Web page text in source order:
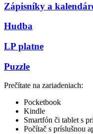
Zápisníky a
Hudba
LP platne
Puzzle
Prečítate na zariadeniach:
Pocketbook
Kindle
Smartfón či tablet s
Počítač s príslušnou